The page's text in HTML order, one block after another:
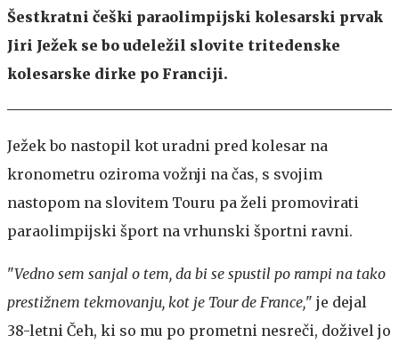
Šestkratni češki paraolimpijski kolesarski prvak
Jiri Ježek se bo udeležil slovite tritedenske
kolesarske dirke po Franciji.
Ježek bo nastopil kot uradni pred kolesar na
kronometru oziroma vožnji na čas, s svojim
nastopom na slovitem Touru pa želi promovirati
paraolimpijski šport na vrhunski športni ravni.
"Vedno sem sanjal o tem, da bi se spustil po rampi na tako
prestižnem tekmovanju, kot je Tour de France," je dejal
38-letni Čeh, ki so mu po prometni nesreči, doživel jo